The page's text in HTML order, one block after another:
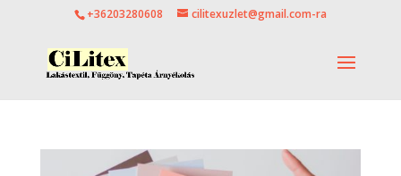
+36203280608 cilitexuzlet@gmail.com-ra